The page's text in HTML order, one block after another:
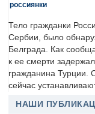
россиянки
Тело гражданки
Сербии, было
Белграда. Как
к ее смерти
гражданина Турции.
сейчас
НАШИ